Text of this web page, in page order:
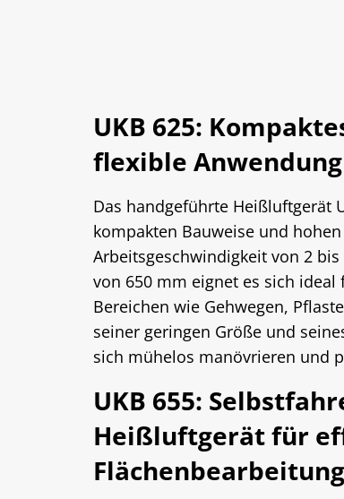
UKB 625:
flexible Anwendung
Das handgeführte Heißluftgerät
kompakten Bauweise und
Arbeitsgeschwindigkeit von 2
von 650 mm eignet es sich ideal
Bereichen wie Gehwegen,
seiner geringen Größe und
sich mühelos manövrieren und
UKB 655:
Heißluftgerät für
Flächenbearbeitung